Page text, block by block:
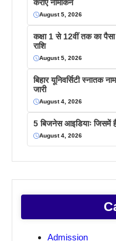
कराएं नामांकन
August 5, 2026
कक्षा 1 से 12वीं तक का पैसा
राशि
August 5, 2026
बिहार यूनिवर्सिटी स्नातक
जारी
August 4, 2026
5 बिजनेस आइडियाः जिसमें
August 4, 2026
Admission